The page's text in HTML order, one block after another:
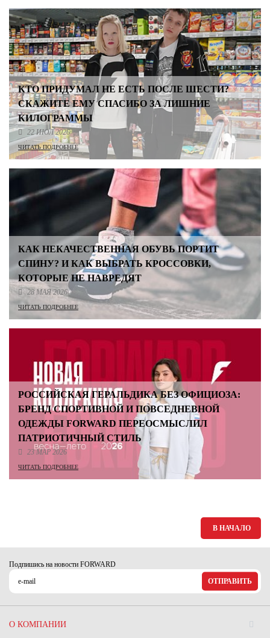
КТО ПРИДУМАЛ НЕ ЕСТЬ ПОСЛЕ ШЕСТИ?
СКАЖИТЕ ЕМУ СПАСИБО ЗА ЛИШНИЕ
КИЛОГРАММЫ
22 ИЮЛ 2026
ЧИТАТЬ ПОДРОБНЕЕ
КАК НЕКАЧЕСТВЕННАЯ ОБУВЬ ПОРТИТ
СПИНУ? И КАК ВЫБРАТЬ КРОССОВКИ,
КОТОРЫЕ НЕ НАВРЕДЯТ
28 МАЯ 2026
ЧИТАТЬ ПОДРОБНЕЕ
РОССИЙСКАЯ ГЕРАЛЬДИКА БЕЗ ОФИЦИОЗА:
БРЕНД СПОРТИВНОЙ И ПОВСЕДНЕВНОЙ
ОДЕЖДЫ FORWARD ПЕРЕОСМЫСЛИЛ
ПАТРИОТИЧНЫЙ СТИЛЬ
23 МАР 2026
ЧИТАТЬ ПОДРОБНЕЕ
В НАЧАЛО
Подпишись на новости FORWARD
ОТПРАВИТЬ
О КОМПАНИИ